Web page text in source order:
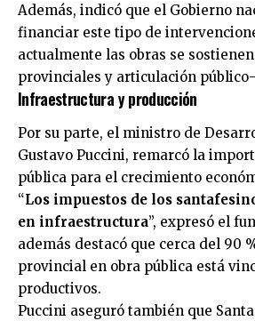
Además, indicó que el Gobierno
financiar este tipo de
actualmente las obras se
provinciales y articulación
Infraestructura y producción
Por su parte, el ministro de
Gustavo Puccini, remarcó la
pública para el crecimiento
“Los impuestos de los
en infraestructura”, expresó el
además destacó que cerca del 90
provincial en obra pública está
productivos.
Puccini aseguró también que